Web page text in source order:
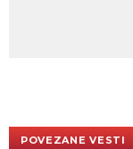
POVEZANE VESTI